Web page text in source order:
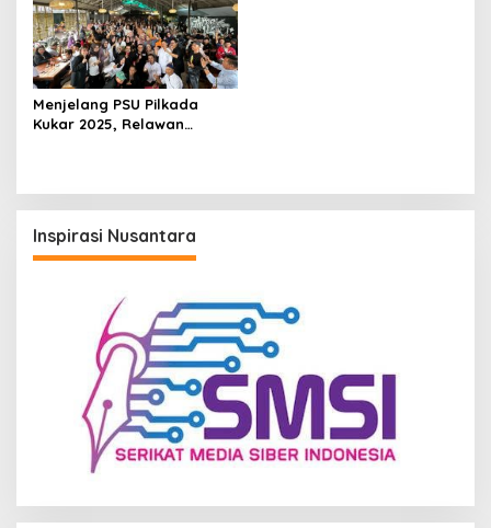
Menjelang PSU Pilkada
Kukar 2025, Relawan
Inspirasi Nusantara